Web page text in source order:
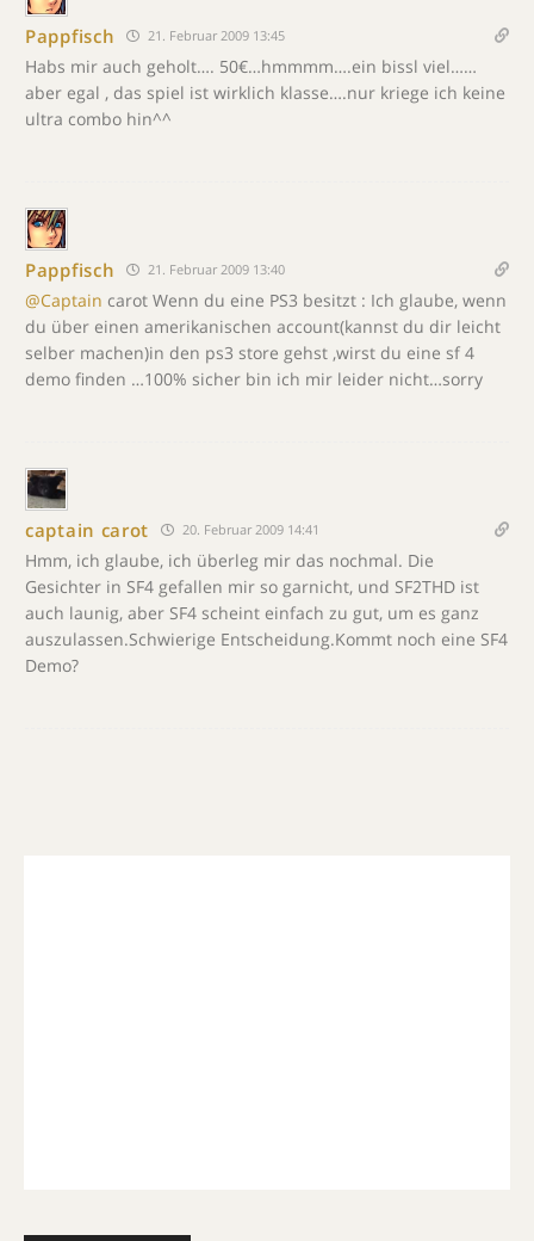
Pappfisch 21. Februar 2009 13:45
Habs mir auch geholt…. 50€…hmmmm….ein bissl viel……
aber egal , das spiel ist wirklich klasse….nur kriege ich keine
ultra combo hin^^
Pappfisch 21. Februar 2009 13:40
@Captain carot Wenn du eine PS3 besitzt : Ich glaube, wenn
du über einen amerikanischen account(kannst du dir leicht
selber machen)in den ps3 store gehst ,wirst du eine sf 4
demo finden …100% sicher bin ich mir leider nicht…sorry
captain carot 20. Februar 2009 14:41
Hmm, ich glaube, ich überleg mir das nochmal. Die
Gesichter in SF4 gefallen mir so garnicht, und SF2THD ist
auch launig, aber SF4 scheint einfach zu gut, um es ganz
auszulassen.Schwierige Entscheidung.Kommt noch eine SF4
Demo?